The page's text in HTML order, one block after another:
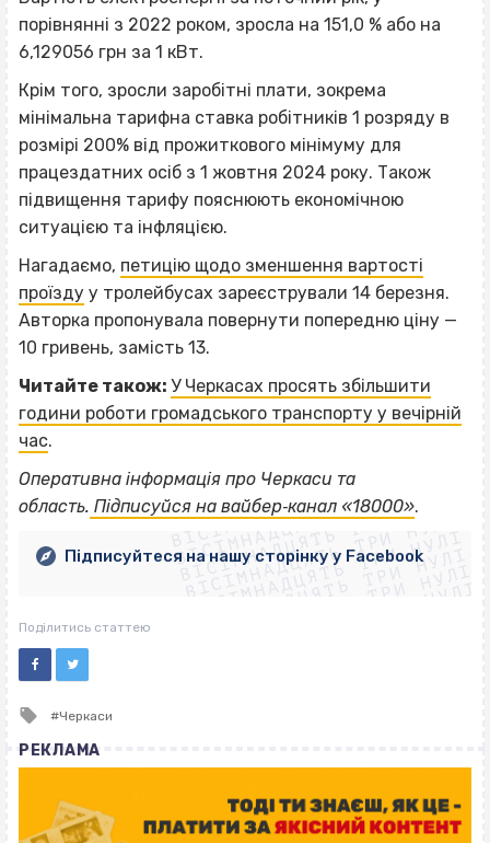
порівнянні з 2022 роком, зросла на 151,0 % або на
6,129056 грн за 1 кВт.
Крім того, зросли заробітні плати, зокрема
мінімальна тарифна ставка робітників 1 розряду в
розмірі 200% від прожиткового мінімуму для
працездатних осіб з 1 жовтня 2024 року. Також
підвищення тарифу пояснюють економічною
ситуацією та інфляцією.
Нагадаємо, петицію щодо зменшення вартості
проїзду у тролейбусах зареєстрували 14 березня.
Авторка пропонувала повернути попередню ціну —
10 гривень, замість 13.
Читайте також: У Черкасах просять збільшити
години роботи громадського транспорту у вечірній
час.
Оперативна інформація про Черкаси та
область. Підписуйся на вайбер‐канал «18000».
ВІСІМНАДЦЯТЬ ТРИ НУЛІ
ВІСІМНАДЦЯТЬ ТРИ НУЛІ
ВІСІМНАДЦЯТЬ ТРИ НУЛІ
ВІСІМНАДЦЯТЬ ТРИ НУЛІ
ВІСІМНАДЦЯТЬ ТРИ НУЛІ
ВІСІМНАДЦЯТЬ ТРИ НУЛІ
ВІСІМНАДЦЯТЬ ТРИ НУЛІ
ВІСІМНАДЦЯТЬ ТРИ НУЛІ
Підписуйтеся на нашу сторінку у Facebook
Поділитись статтею
Tagged
Черкаси
РЕКЛАМА